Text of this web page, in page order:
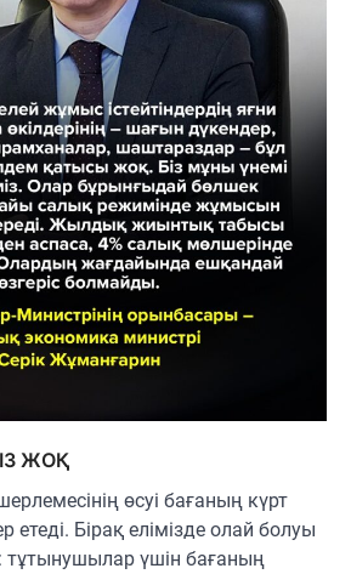
ЖОҚ
өсуі бағаның күрт
етеді. Бірақ елімізде олай болуы
тұтынушылар үшін бағаның